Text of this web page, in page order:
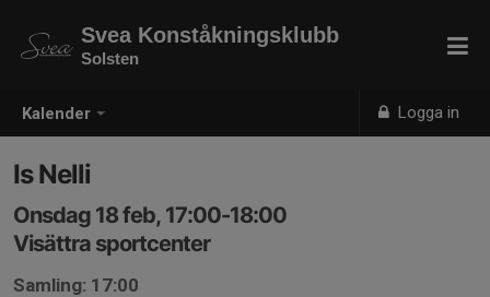
Kalender Logga in
Svea Konståkningsklubb
Solsten
Is Nelli
Onsdag 18 feb, 17:00-18:00
Visättra sportcenter
Samling: 17:00